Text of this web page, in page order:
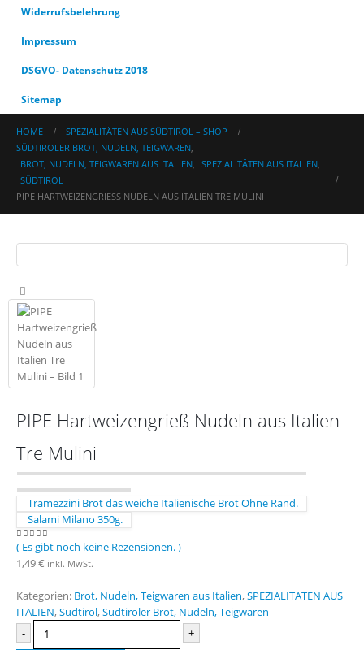
Widerrufsbelehrung
Impressum
DSGVO- Datenschutz 2018
Sitemap
HOME
SPEZIALITÄTEN AUS SÜDTIROL – SHOP
SÜDTIROLER BROT, NUDELN, TEIGWAREN,
BROT, NUDELN, TEIGWAREN AUS ITALIEN, SPEZIALITÄTEN AUS ITALIEN,
SÜDTIROL
PIPE HARTWEIZENGRIESS NUDELN AUS ITALIEN TRE MULINI
PIPE Hartweizengrieß Nudeln aus Italien
Tre Mulini
Tramezzini Brot das weiche Italienische Brot Ohne Rand.
Salami Milano 350g.
0 out of 5
( Es gibt noch keine Rezensionen. )
1,49€ inkl. MwSt.
Kategorien: Brot, Nudeln, Teigwaren aus Italien,SPEZIALITÄTEN AUS
ITALIEN,Südtirol,Südtiroler Brot, Nudeln, Teigwaren
-
+